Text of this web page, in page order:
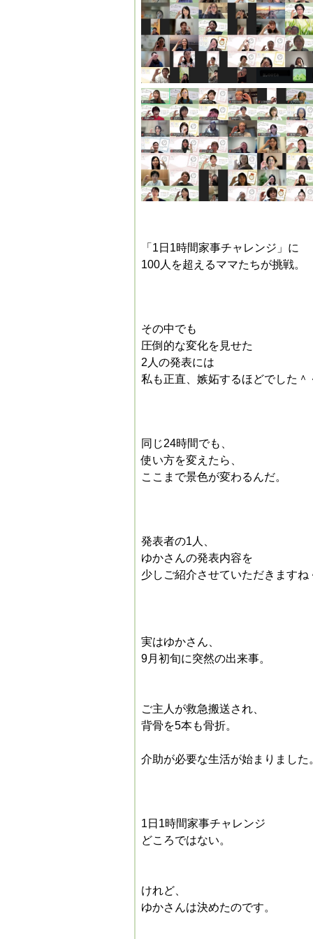
「1日1時間家事チャレンジ」に
100人を超えるママたちが挑戦。
その中でも
圧倒的な変化を見せた
2人の発表には
私も正直、嫉妬するほどでした＾
同じ24時間でも、
使い方を変えたら、
ここまで景色が変わるんだ。
発表者の1人、
ゆかさんの発表内容を
少しご紹介させていただきますね
実はゆかさん、
9月初旬に突然の出来事。
ご主人が救急搬送され、
背骨を5本も骨折。
介助が必要な生活が始まりました
1日1時間家事チャレンジ
どころではない。
けれど、
ゆかさんは決めたのです。